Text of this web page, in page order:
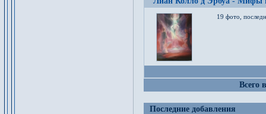
19 фото,
Всего
Последние добавления